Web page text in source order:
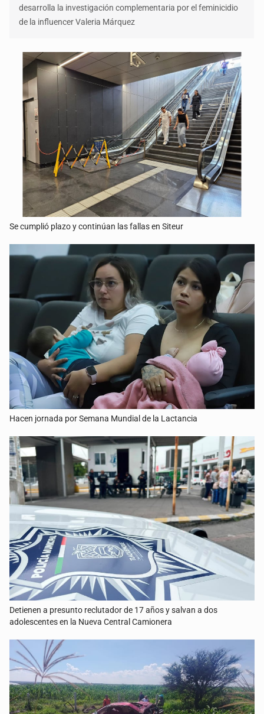
desarrolla la investigación complementaria por el feminicidio
de la influencer Valeria Márquez
Se cumplió plazo y continúan las fallas en Siteur
Hacen jornada por Semana Mundial de la Lactancia
Detienen a presunto reclutador de 17 años y salvan a dos
adolescentes en la Nueva Central Camionera